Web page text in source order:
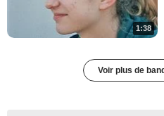
1:38
Voir plus de